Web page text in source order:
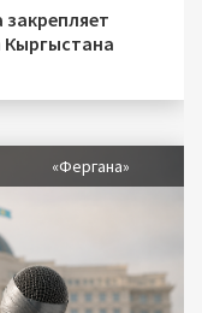
Кыргыстана
«Фергана»